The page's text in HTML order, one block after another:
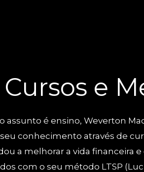
Cursos e
assunto é ensino, Weverton
conhecimento através de
a melhorar a vida financeira
com o seu método LTSP